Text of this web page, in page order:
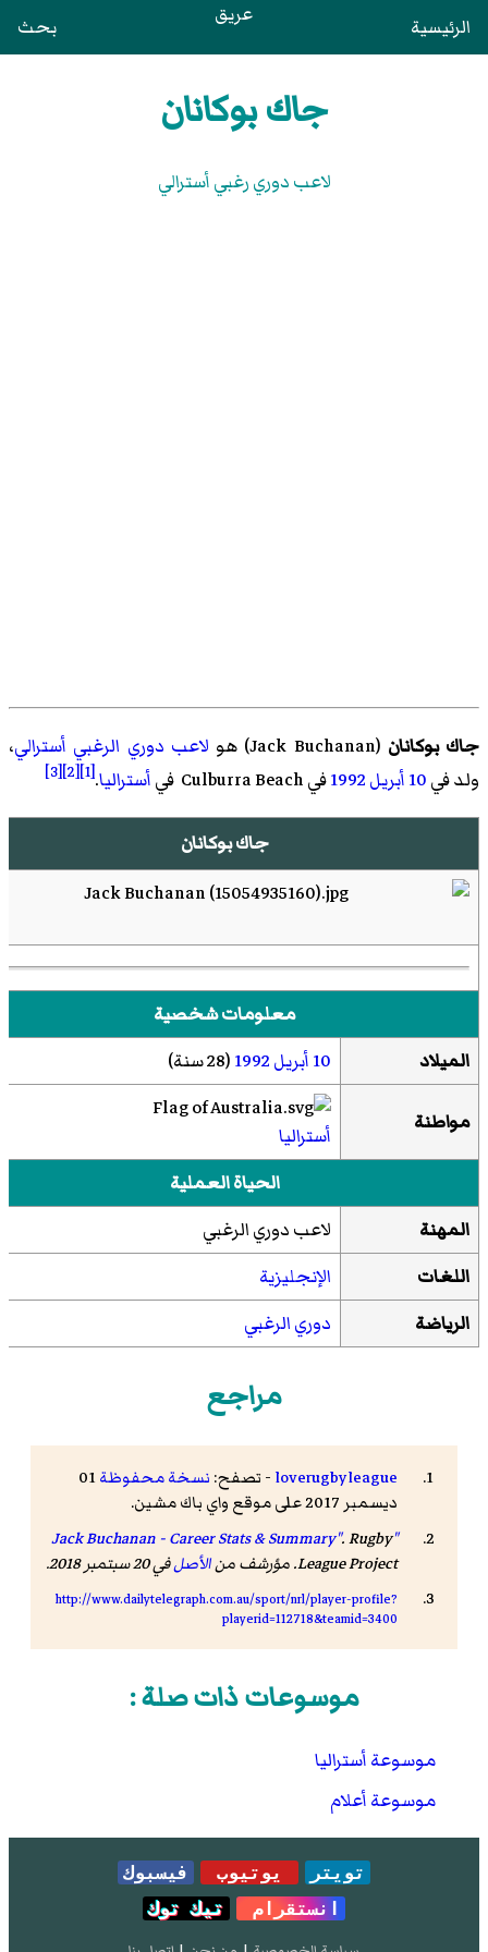
الرئيسية عريق بحث
جاك بوكانان
لاعب دوري رغبي أسترالي
جاك بوكانان (
Jack Buchanan)‏ هو لاعب دوري الرغبي أسترالي،
ولد في10 أبريل 1992في Culburra Beach في أستراليا.
[1]
[2]
[3]
جاك بوكانان
معلومات شخصية
الميلاد
10 أبريل 1992(28 سنة)
مواطنة
أستراليا
الحياة العملية
المهنة
لاعب دوري الرغبي
اللغات
الإنجليزية
الرياضة
دوري الرغبي
مراجع
loverugbyleague - تصفح: نسخة محفوظة01
ديسمبر 2017 على موقع واي باك مشين.
"Jack Buchanan - Career Stats & Summary"
. Rugby
League Project. مؤرشف من
الأصلفي 20 سبتمبر 2018 .
http://www.dailytelegraph.com.au/sport/nrl/player-profile?
playerid=112718&teamid=3400
موسوعات ذات صلة :
موسوعة أستراليا
موسوعة أعلام
تويتر يوتيوب
فيسبوك
انستقرام
تيك توك